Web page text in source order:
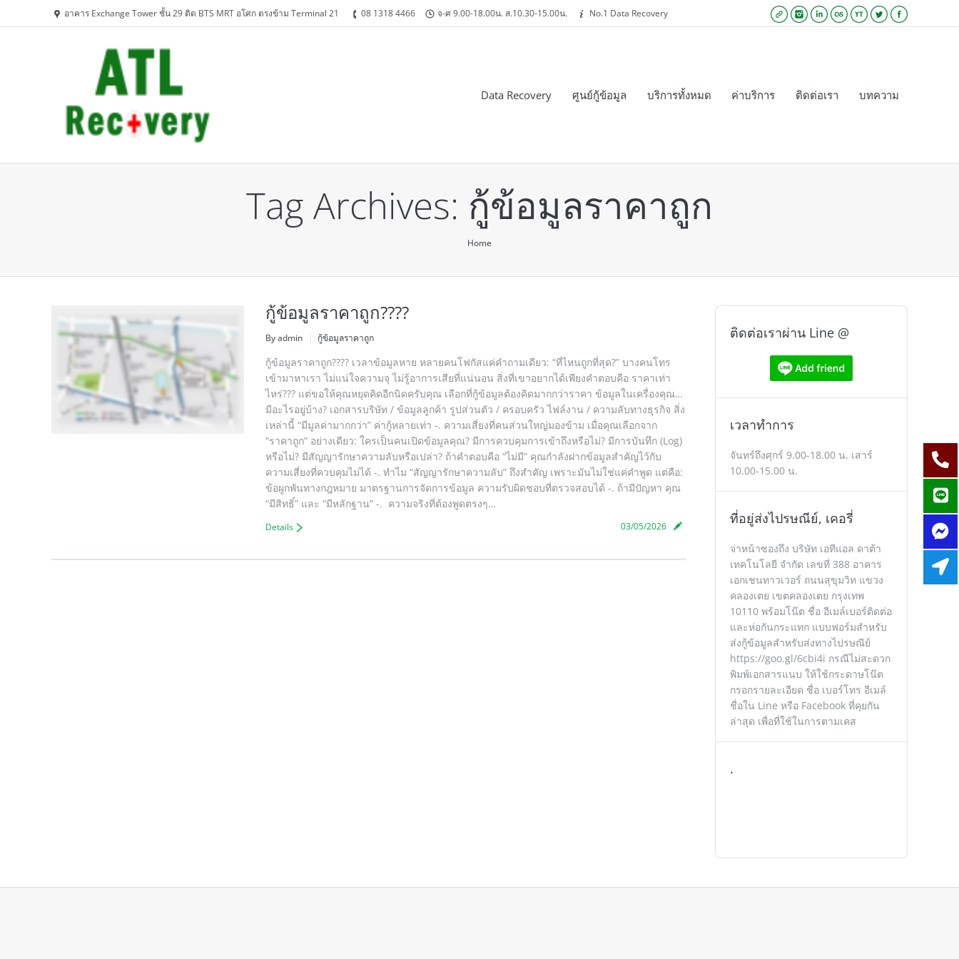
อาคาร Exchange Tower ชั้น 29 ติด BTS MRT อโศก ตรงข้าม Terminal 21 08 1318 4466 จ-ศ 9.00-18.00น. ส.10.30-15.00น. No.1 Data Recovery Twitter
YouTube
Lastfm
Linkedin
Instagram
Website
Data Recovery ศูนย์กู้ข้อมูล บริการทั้งหมด ค่าบริการ ติดต่อเรา บทความ
Tag Archives: กู้ข้อมูลราคาถูก
Home
กู้ข้อมูลราคาถูก????
By admin กู้ข้อมูลราคาถูก
กู้ข้อมูลราคาถูก???? เวลาข้อมูลหาย หลายคนโฟกัสแค่คำถามเดียว: “ที่ไหนถูกที่สุด?” บางคนโทร
เข้ามาหาเรา ไม่แน่ใจความจุ ไม่รู้อาการเสียที่แน่นอน สิ่งที่เขาอยากได้เพียงคำตอบคือ ราคาเท่า
ไหร่??? แต่ขอให้คุณหยุดคิดอีกนิดครับคุณ เลือกที่กู้ข้อมูลต้องคิดมากกว่าราคา ข้อมูลในเครื่องคุณ…
มีอะไรอยู่บ้าง? เอกสารบริษัท / ข้อมูลลูกค้า รูปส่วนตัว / ครอบครัว ไฟล์งาน / ความลับทางธุรกิจ สิ่ง
เหล่านี้ “มีมูลค่ามากกว่า” ค่ากู้หลายเท่า -. ความเสี่ยงที่คนส่วนใหญ่มองข้าม เมื่อคุณเลือกจาก
“ราคาถูก” อย่างเดียว: ใครเป็นคนเปิดข้อมูลคุณ? มีการควบคุมการเข้าถึงหรือไม่? มีการบันทึก (Log)
หรือไม่? มีสัญญารักษาความลับหรือเปล่า? ถ้าคำตอบคือ “ไม่มี” คุณกำลังฝากข้อมูลสำคัญไว้กับ
ความเสี่ยงที่ควบคุมไม่ได้ -. ทำไม “สัญญารักษาความลับ” ถึงสำคัญ เพราะมันไม่ใช่แค่คำพูด แต่คือ:
ข้อผูกพันทางกฎหมาย มาตรฐานการจัดการข้อมูล ความรับผิดชอบที่ตรวจสอบได้ -. ถ้ามีปัญหา คุณ
“มีสิทธิ์” และ “มีหลักฐาน” -. ความจริงที่ต้องพูดตรงๆ…
03/05/2026
Details
ติดต่อเราผ่าน Line @
เวลาทำการ
จันทร์ถึงศุกร์ 9.00-18.00 น. เสาร์
10.00-15.00 น.
ที่อยู่ส่งไปรษณีย์, เคอรี่
จ่าหน้าซองถึง บริษัท เอทีแอล ดาต้า
เทคโนโลยี จำกัด เลขที่ 388 อาคาร
เอกเชนทาวเวอร์ ถนนสุขุมวิท แขวง
คลองเตย เขตคลองเตย กรุงเทพ
10110 พร้อมโน๊ต ชื่อ อีเมล์เบอร์ติดต่อ
และห่อกันกระแทก แบบฟอร์มสำหรับ
ส่งกู้ข้อมูลสำหรับส่งทางไปรษณีย์
https://goo.gl/6cbi4i กรณีไม่สะดวก
พิมพ์เอกสารแนบ ให้ใช้กระดาษโน๊ต
กรอกรายละเอียด ชื่อ เบอร์โทร อีเมล์
ชื่อใน Line หรือ Facebook ที่คุยกัน
ล่าสุด เพื่อที่ใช้ในการตามเคส
.